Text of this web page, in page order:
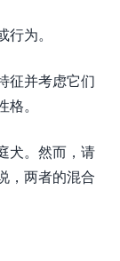
为。
征并考虑它们
。
犬。然而，请
，两者的混合